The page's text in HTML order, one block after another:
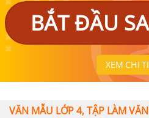
BẮT ĐẦU
XEM CHI
VĂN MẪU LỚP 4, TẬP LÀM